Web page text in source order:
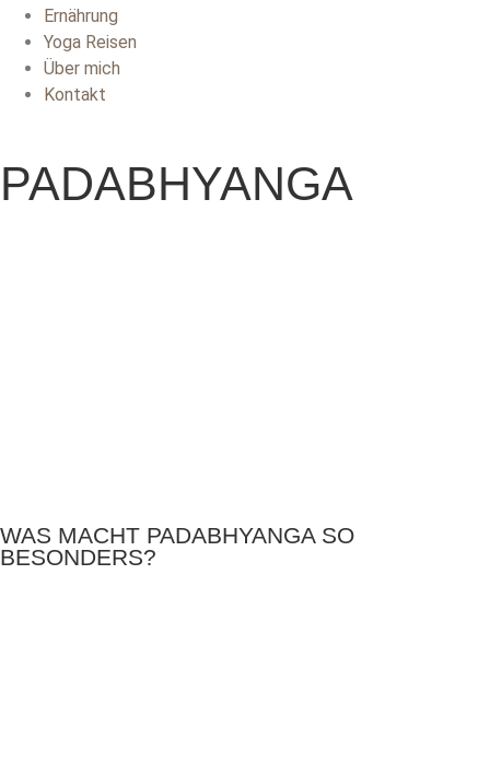
Ernährung
Yoga Reisen
Über mich
Kontakt
PADABHYANGA
WAS MACHT PADABHYANGA SO
BESONDERS?